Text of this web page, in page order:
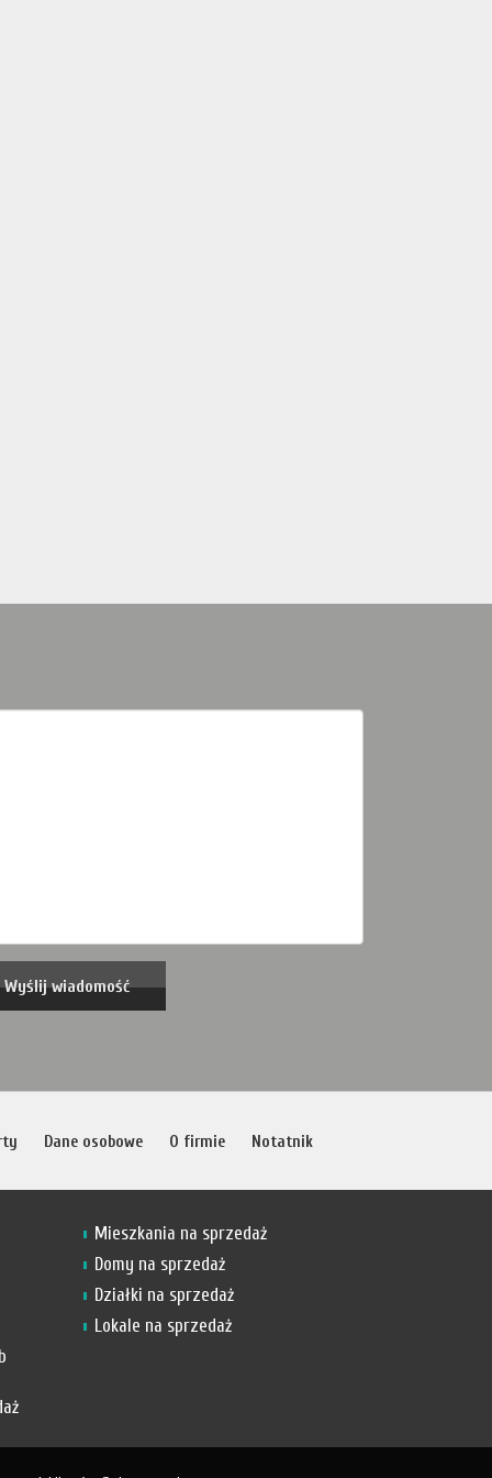
Dane osobowe O firmie Notatnik
Mieszkania na sprzedaż
Domy na sprzedaż
Działki na sprzedaż
Lokale na sprzedaż